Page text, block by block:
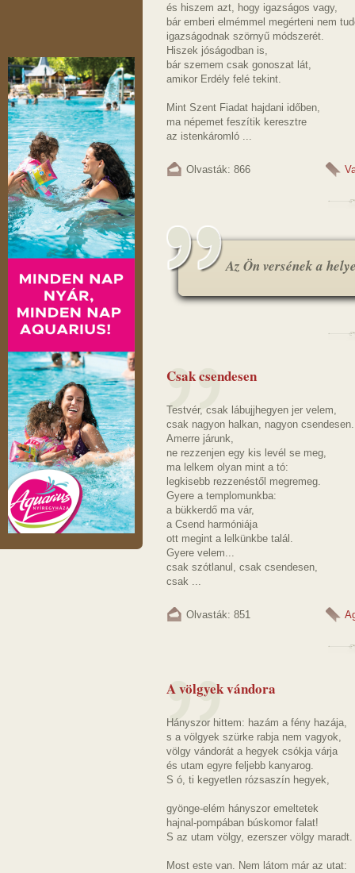
és hiszem azt, hogy igazságos vagy,
bár emberi elmémmel megérteni nem
igazságodnak szörnyű módszerét.
Hiszek jóságodban is,
bár szemem csak gonoszat lát,
amikor Erdély felé tekint.
Mint Szent Fiadat hajdani időben,
ma népemet feszítik keresztre
az istenkáromló ...
Olvasták: 866
Az Ön versének a
Csak csendesen
Testvér, csak lábujjhegyen jer velem,
csak nagyon halkan, nagyon csendesen.
Amerre járunk,
ne rezzenjen egy kis levél se meg,
ma lelkem olyan mint a tó:
legkisebb rezzenéstől megremeg.
Gyere a templomunkba:
a bükkerdő ma vár,
a Csend harmóniája
ott megint a lelkünkbe talál.
Gyere velem...
csak szótlanul, csak csendesen,
csak ...
Olvasták: 851
A völgyek vándora
Hányszor hittem: hazám a fény hazája,
s a völgyek szürke rabja nem vagyok,
völgy vándorát a hegyek csókja várja
és utam egyre feljebb kanyarog.
S ó, ti kegyetlen rózsaszín hegyek,
gyönge-elém hányszor emeltetek
hajnal-pompában búskomor falat!
S az utam völgy, ezerszer völgy maradt.
Most este van. Nem látom már az utat: